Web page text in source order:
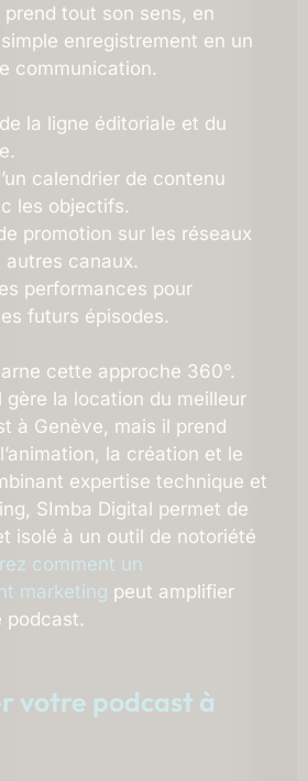
tout son sens, en
enregistrement en un
communication.
la ligne éditoriale et du
calendrier de contenu
les objectifs.
promotion sur les réseaux
autres canaux.
performances pour
futurs épisodes.
cette approche 360°.
gère la location du meilleur
à Genève, mais il prend
la création et le
expertise technique et
SImba Digital permet de
isolé à un outil de notoriété
comment un
marketing peut amplifier
podcast.
votre podcast à